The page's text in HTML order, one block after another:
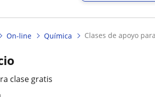
On-line Química clases de apoyo
clase gratis